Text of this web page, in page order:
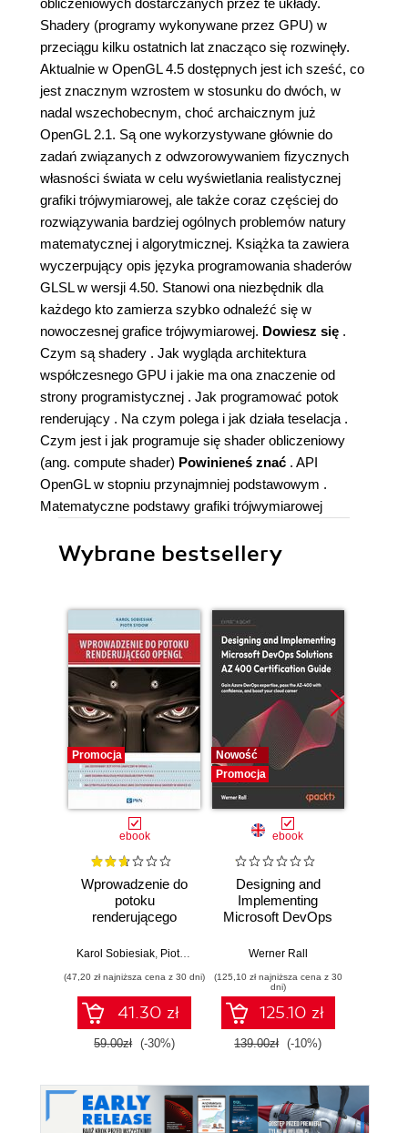
obliczeniowych dostarczanych przez te układy.
Shadery (programy wykonywane przez GPU) w
przeciągu kilku ostatnich lat znacząco się rozwinęły.
Aktualnie w OpenGL 4.5 dostępnych jest ich sześć, co
jest znacznym wzrostem w stosunku do dwóch, w
nadal wszechobecnym, choć archaicznym już
OpenGL 2.1. Są one wykorzystywane głównie do
zadań związanych z odwzorowywaniem fizycznych
własności świata w celu wyświetlania realistycznej
grafiki trójwymiarowej, ale także coraz częściej do
rozwiązywania bardziej ogólnych problemów natury
matematycznej i algorytmicznej. Książka ta zawiera
wyczerpujący opis języka programowania shaderów
GLSL w wersji 4.50. Stanowi ona niezbędnik dla
każdego kto zamierza szybko odnaleźć się w
nowoczesnej grafice trójwymiarowej. Dowiesz się .
Czym są shadery . Jak wygląda architektura
współczesnego GPU i jakie ma ona znaczenie od
strony programistycznej . Jak programować potok
renderujący . Na czym polega i jak działa teselacja .
Czym jest i jak programuje się shader obliczeniowy
(ang. compute shader) Powinieneś znać . API
OpenGL w stopniu przynajmniej podstawowym .
Matematyczne podstawy grafiki trójwymiarowej
Wybrane bestsellery
Promocja
ebook
Wprowadzenie do
potoku
renderującego
Karol Sobiesiak, Piotr Sydow
(47,20 zł najniższa cena z 30 dni)
41.30 zł
59.00zł (-30%)
Nowość
Promocja
ebook
Designing and
Implementing
Microsoft DevOps
Certification Guide.
DevOps expertise,
pass the AZ-400
with confidence,
and boost your
cloud career
Werner Rall
(125,10 zł najniższa cena z 30
dni)
125.10 zł
139.00zł (-10%)